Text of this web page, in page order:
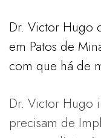
Dr. Victor Hugo
em Patos de
com que há de
Dr. Victor Hugo
precisam de